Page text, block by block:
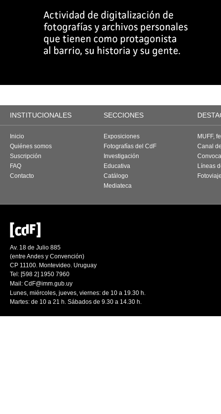
INSTITUCIONALES SECCIONES
Inicio
Quiénes somos
Suscripción
FAQ
Contacto
Exposiciones
Fotografías del CdF
Investigación
Educativa
Catálogo
Mediateca
MUFF,
Canal
Líneas
Av. 18 de Julio 885
(entre Andes y Convención)
CP 11100. Montevideo. Uruguay
Tel: [598 2] 1950 7960
Mail: CdF@imm.gub.uy
Lunes, miércoles, jueves, viernes: de 10 a 19.30 h.
Martes: de 10 a 21 h. Sábados de 9.30 a 14.30 h.